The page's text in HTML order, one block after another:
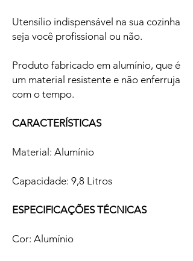
Utensílio indispensável na sua cozinha
seja você profissional ou não.
Produto fabricado em alumínio, que é
um material resistente e não enferruja
com o tempo.
CARACTERÍSTICAS
Material: Alumínio
Capacidade: 9,8 Litros
ESPECIFICAÇÕES TÉCNICAS
Cor: Alumínio